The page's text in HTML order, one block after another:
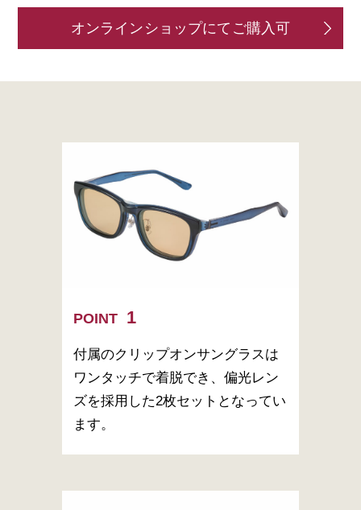
オンラインショップにてご購入可
POINT
付属のクリップオンサングラスは
ワンタッチで着脱でき、偏光レン
ズを採用した2枚セットとなってい
ます。